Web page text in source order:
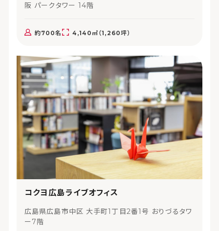
阪 パークタワー 14階
約700名 4,140㎡（1,260坪）
コクヨ広島ライブオフィス
広島県広島市中区 大手町1丁目2番1号 おりづるタワ
ー7階